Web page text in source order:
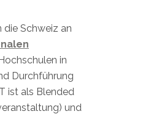
Schweiz an
in
Durchführung
ist als Blended
und